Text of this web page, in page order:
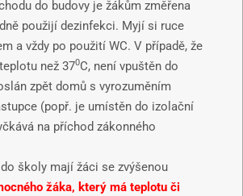
do budovy je žákům změřena
použijí dezinfekci. Myjí si ruce
a vždy po použití WC. V případě, že
než 370C, není vpuštěn do
zpět domů s vyrozuměním
(popř. je umístěn do izolační
na příchod zákonného
školy mají žáci se zvýšenou
žáka, který má teplotu či